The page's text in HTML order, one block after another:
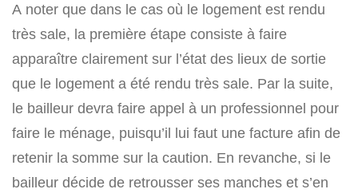
A noter que dans le cas où le logement est rendu
très sale, la première étape consiste à faire
apparaître clairement sur l’état des lieux de sortie
que le logement a été rendu très sale. Par la suite,
le bailleur devra faire appel à un professionnel pour
faire le ménage, puisqu’il lui faut une facture afin de
retenir la somme sur la caution. En revanche, si le
bailleur décide de retrousser ses manches et s’en